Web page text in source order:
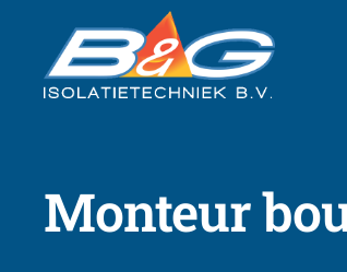
Monteur